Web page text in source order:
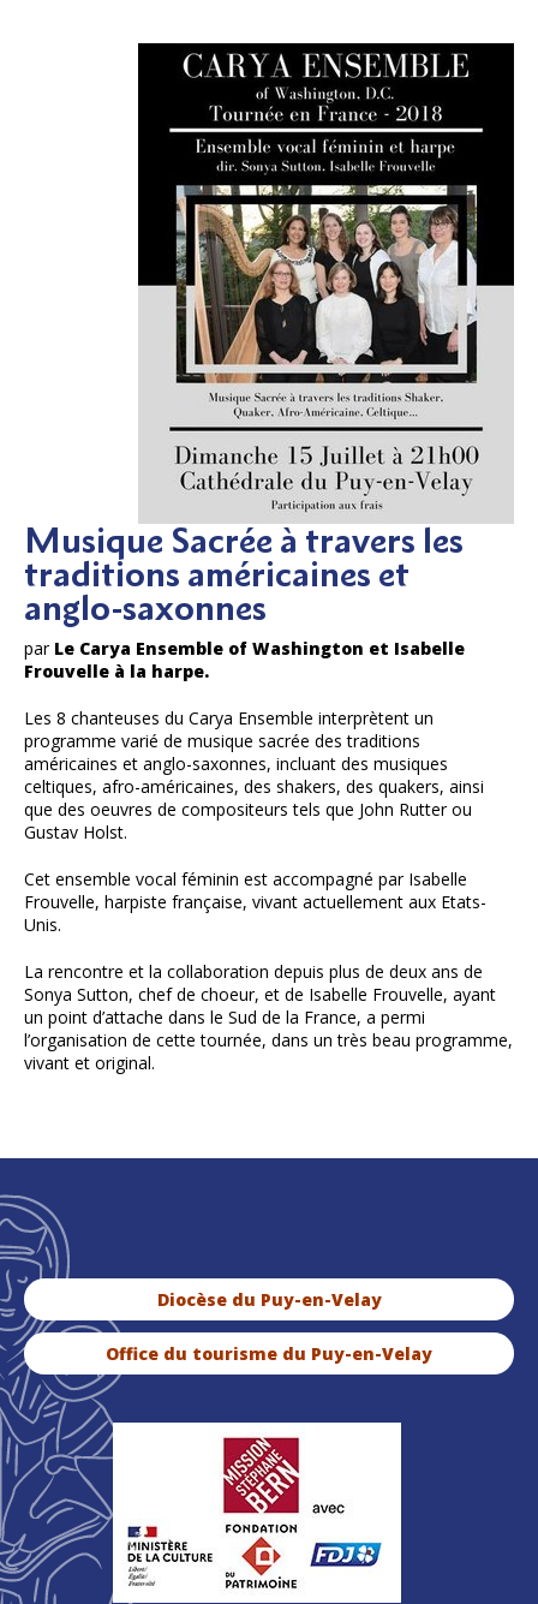
Musique Sacrée à travers les
traditions américaines et
anglo-saxonnes
par Le Carya Ensemble of Washington et Isabelle
Frouvelle à la harpe.
Les 8 chanteuses du Carya Ensemble interprètent un
programme varié de musique sacrée des traditions
américaines et anglo-saxonnes, incluant des musiques
celtiques, afro-américaines, des shakers, des quakers, ainsi
que des oeuvres de compositeurs tels que John Rutter ou
Gustav Holst.
Cet ensemble vocal féminin est accompagné par Isabelle
Frouvelle, harpiste française, vivant actuellement aux Etats-
Unis.
La rencontre et la collaboration depuis plus de deux ans de
Sonya Sutton, chef de choeur, et de Isabelle Frouvelle, ayant
un point d’attache dans le Sud de la France, a permi
l’organisation de cette tournée, dans un très beau programme,
vivant et original.
Diocèse du Puy-en-Velay
Office du tourisme du Puy-en-Velay